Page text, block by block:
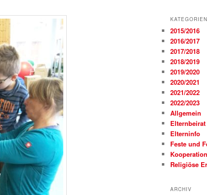
KATEGORIEN
2015/2016
2016/2017
2017/2018
2018/2019
2019/2020
2020/2021
2021/2022
2022/2023
Allgemein
Elternbeirat
Elterninfo
Feste und
Kooperation
Religiöse
ARCHIV